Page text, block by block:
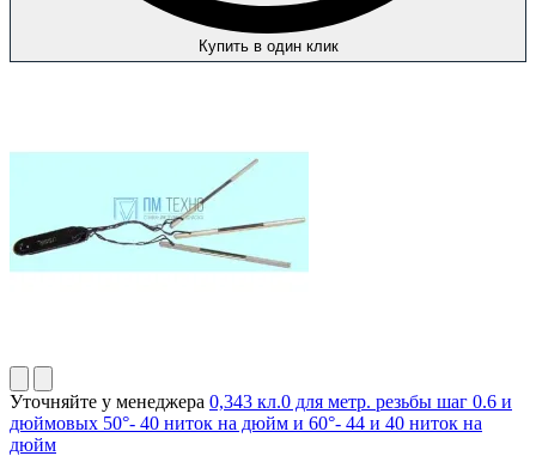
Купить в один клик
Уточняйте у менеджера 0,343 кл.0 для метр. резьбы шаг 0.6 и
дюймовых 50°- 40 ниток на дюйм и 60°- 44 и 40 ниток на
дюйм